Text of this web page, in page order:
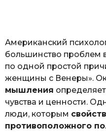
Американский
большинство проблем
по одной простой
женщины с Венеры».
мышления
чувства и ценности.
люди, которым
противоположного